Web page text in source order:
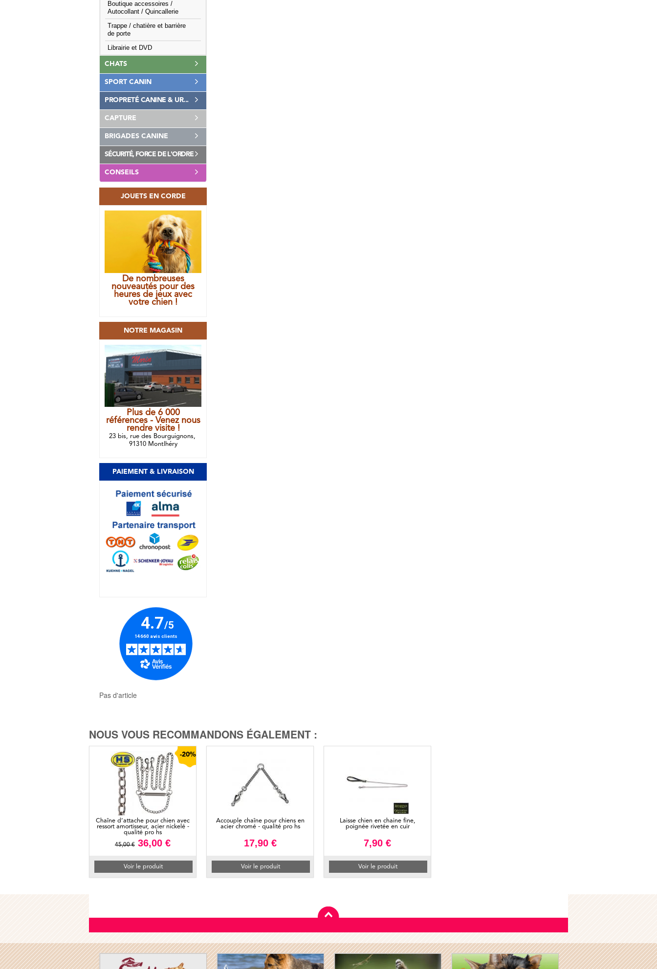
Boutique accessoires /
Autocollant / Quincallerie
Trappe / chatière et barrière
de porte
Librairie et DVD
CHATS
SPORT CANIN
PROPRETÉ CANINE & UR...
CAPTURE
BRIGADES CANINE
SÉCURITÉ, FORCE DE L'ORDRE
CONSEILS
JOUETS EN CORDE
De nombreuses
nouveautés pour des
heures de jeux avec
votre chien !
NOTRE MAGASIN
Plus de 6 000
références - Venez nous
rendre visite !
23 bis, rue des Bourguignons,
91310 Montlhéry
PAIEMENT & LIVRAISON
Pas d'article
NOUS VOUS RECOMMANDONS ÉGALEMENT :
-20%
Chaîne d’attache pour chien avec
ressort amortisseur, acier nickelé -
qualité pro hs
45,00 € 36,00 €
Voir le produit
Accouple chaîne pour chiens en
acier chromé - qualité pro hs
17,90 €
Voir le produit
Laisse chien en chaine fine,
poignée rivetée en cuir
7,90 €
Voir le produit